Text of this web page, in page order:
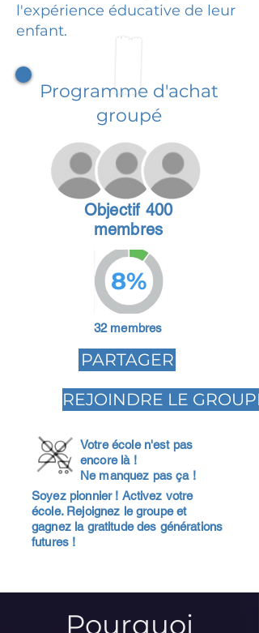
l'expérience éducative de leur
enfant.
Programme d'achat
groupé
Objectif 400
membres
8%
32 membres
PARTAGER
REJOINDRE LE GROUPE
Votre école n'est pas
encore là !
Ne manquez pas ça !
Soyez pionnier ! Activez votre
école. Rejoignez le groupe et
gagnez la gratitude des générations
futures !
Pourquoi